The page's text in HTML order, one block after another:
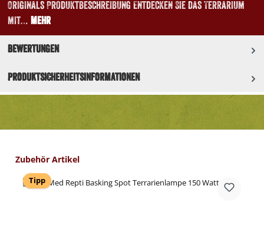
Originals Produktbeschreibung Entdecken Sie das Terrarium
mit… Mehr
Bewertungen
Produktsicherheitsinformationen
Produktgalerie überspringen
Zubehör Artikel
Tipp